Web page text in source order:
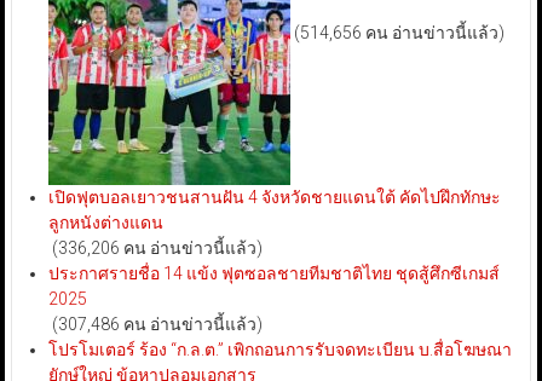
(514,656 คน อ่านข่าวนี้แล้ว)
เปิดฟุตบอลเยาวชนสานฝัน 4 จังหวัดชายแดนใต้ คัดไปฝึกทักษะ
ลูกหนังต่างแดน
(336,206 คน อ่านข่าวนี้แล้ว)
ประกาศรายชื่อ 14 แข้ง ฟุตซอลชายทีมชาติไทย ชุดสู้ศึกซีเกมส์
2025
(307,486 คน อ่านข่าวนี้แล้ว)
โปรโมเตอร์ ร้อง “ก.ล.ต.” เพิกถอนการรับจดทะเบียน บ.สื่อโฆษณา
ยักษ์ใหญ่ ข้อหาปลอมเอกสาร